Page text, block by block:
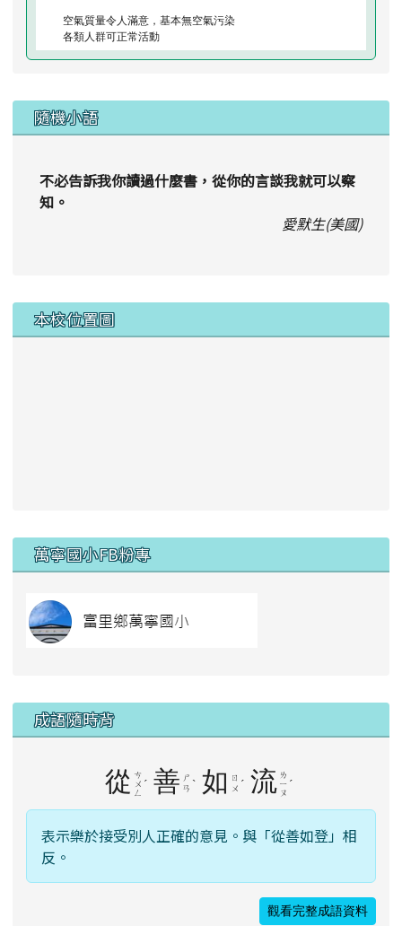
空氣質量令人滿意，基本無空氣污染
各類人群可正常活動
隨機小語
不必告訴我你讀過什麼書，從你的言談我就可以察
知。
愛默生(美國)
本校位置圖
右邊區域內容
萬寧國小FB粉專
成語隨時背
從 ㄘ
ㄨ
ㄥ
ˊ 善 ㄕ
ㄢ ˋ 如
ㄖ
ㄨ ˊ 流 ㄌ
ㄧ
ㄡ
ˊ
表示樂於接受別人正確的意見。與「從善如登」相
反。
觀看完整成語資料